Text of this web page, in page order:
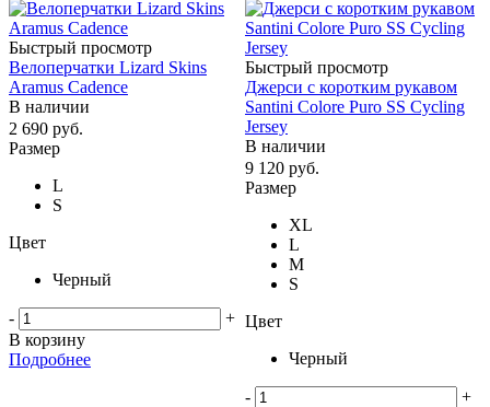
Быстрый просмотр
Велоперчатки Lizard Skins
Aramus Cadence
В наличии
2 690 руб.
Размер
L
S
Цвет
Черный
-
+
В корзину
Подробнее
Быстрый просмотр
Джерси с коротким рукавом
Santini Colore Puro SS Cycling
Jersey
В наличии
9 120 руб.
Размер
XL
L
M
S
Цвет
Черный
-
+